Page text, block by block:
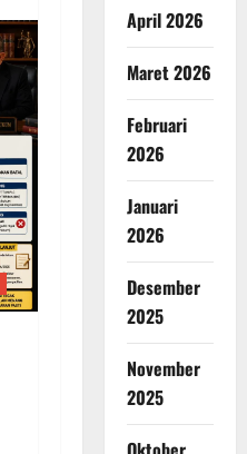
April 2026
Maret 2026
Februari
2026
Januari
2026
Desember
2025
November
2025